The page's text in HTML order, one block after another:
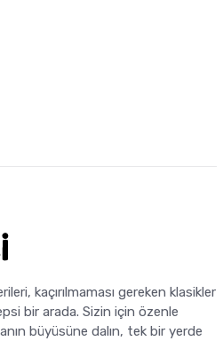
kaçırılmaması gereken klasikler
bir arada. Sizin için özenle
büyüsüne dalın, tek bir yerde